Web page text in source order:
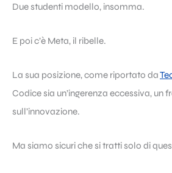
Due studenti modello, insomma.
E poi c’è Meta, il ribelle.
La sua posizione, come riportato da
Codice sia un’ingerenza eccessiva, un
sull’innovazione.
Ma siamo sicuri che si tratti solo di